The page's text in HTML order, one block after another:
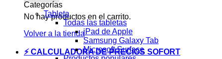
No hay productos en el carrito.
Volver a la tienda
⚡ CALCULADORA DE PRECIOS SOFORT
Categorías
Tableta
Todas las tabletas
iPad de Apple
Samsung Galaxy Tab
Microsoft Surface